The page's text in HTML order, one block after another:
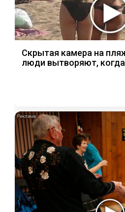
Скрытая камера на
люди вытворяют, когда